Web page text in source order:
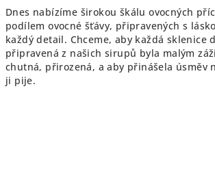
Dnes nabízíme širokou škálu ovocných
podílem ovocné šťávy, připravených s
každý detail. Chceme, aby každá sklenice
připravená z našich sirupů byla malým
chutná, přirozená, a aby přinášela úsměv
ji pije.